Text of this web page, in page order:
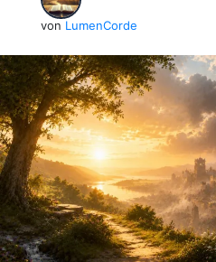
von LumenCorde